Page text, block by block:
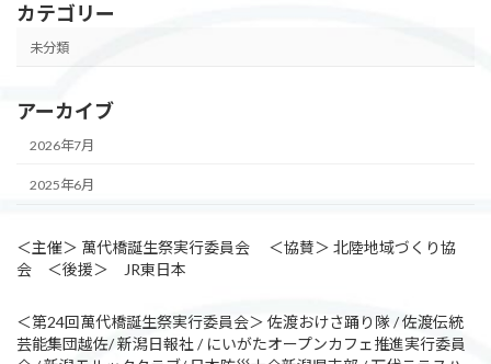
カテゴリー
未分類
アーカイブ
2026年7月
2025年6月
＜主催＞ 萬代橋誕生祭実行委員会 ＜協賛＞ 北陸地域づくり協
会 ＜後援＞ JR東日本
＜第24回萬代橋誕生祭実行委員会＞ 佐渡おけさ踊り隊 / 佐渡伝統
芸能集団越佐/ 新潟日報社 / にいがたオープンカフェ推進実行委員